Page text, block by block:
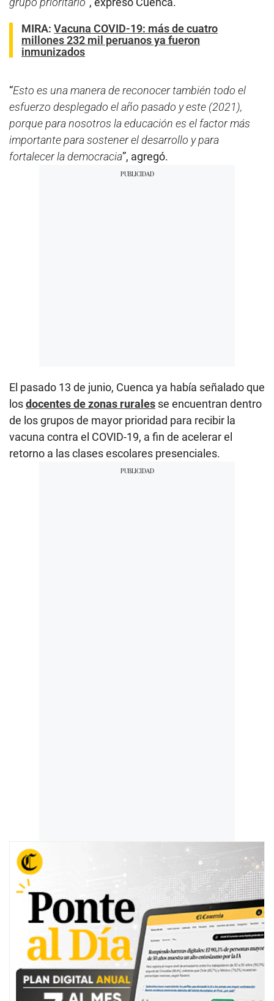
MIRA: Vacuna COVID-19: más de cuatro
millones 232 mil peruanos ya fueron
inmunizados
“Esto es una manera de reconocer también todo el
esfuerzo desplegado el año pasado y este (2021),
porque para nosotros la educación es el factor más
importante para sostener el desarrollo y para
fortalecer la democracia”, agregó.
El pasado 13 de junio, Cuenca ya había señalado que
losdocentes de zonas rurales se encuentran dentro
de los grupos de mayor prioridad para recibir la
vacuna contra el COVID-19, a fin de acelerar el
retorno a las clases escolares presenciales.